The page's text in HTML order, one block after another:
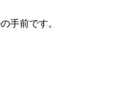
手前です。